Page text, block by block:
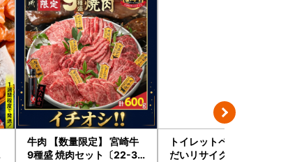
牛肉 【数量限定】 宮崎牛
9種盛 焼肉セット〔22-31
トイレットペーパー せん
だいリサイクル ダブル9